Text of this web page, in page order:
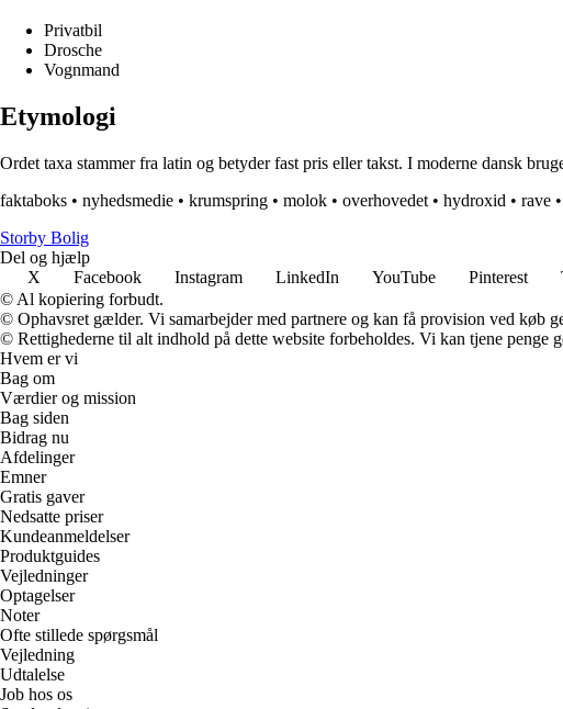
Privatbil
Drosche
Vognmand
Etymologi
Ordet taxa stammer fra latin og betyder fast pris eller takst. I moderne dansk
faktaboks • nyhedsmedie • krumspring • molok • overhovedet • hydroxid • rave •
Storby Bolig
Del og hjælp
X
Facebook Instagram LinkedIn YouTube Pinterest
© Al kopiering forbudt.
© Ophavsret gælder. Vi samarbejder med partnere og kan få provision ved køb
© Rettighederne til alt indhold på dette website forbeholdes. Vi kan tjene penge
Hvem er vi
Bag om
Værdier og mission
Bag siden
Bidrag nu
Afdelinger
Emner
Gratis gaver
Nedsatte priser
Kundeanmeldelser
Produktguides
Vejledninger
Optagelser
Noter
Ofte stillede spørgsmål
Vejledning
Udtalelse
Job hos os